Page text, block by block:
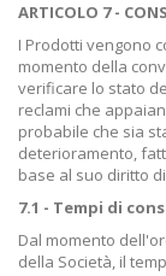
ARTICOLO 7 -
I Prodotti vengono
momento della
verificare lo stato
reclami che
probabile che sia
deterioramento,
base al suo diritto
7.1 - Tempi di
Dal momento
della Società, il